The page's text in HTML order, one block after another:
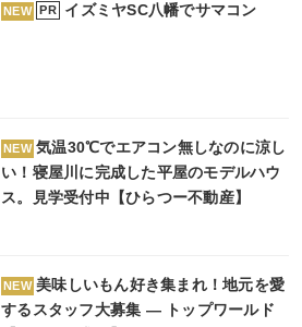
NEW PR イズミヤSC八幡でサマコン
NEW 気温30℃でエアコン無しなのに涼し
い！寝屋川に完成した平屋のモデルハウ
ス。見学受付中【ひらつー不動産】
NEW 美味しいもん好き集まれ！地元を愛
するスタッフ大募集 ― トップワールド